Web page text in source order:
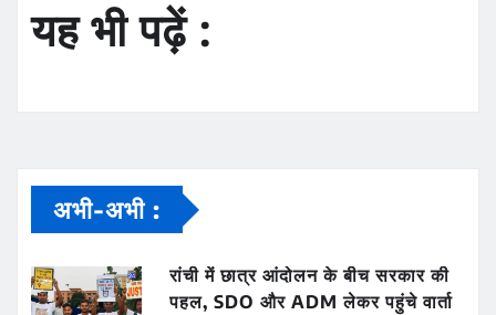
यह भी पढ़ें :
अभी-अभी :
रांची में छात्र आंदोलन के बीच सरकार की
पहल, SDO और ADM लेकर पहुंचे वार्ता